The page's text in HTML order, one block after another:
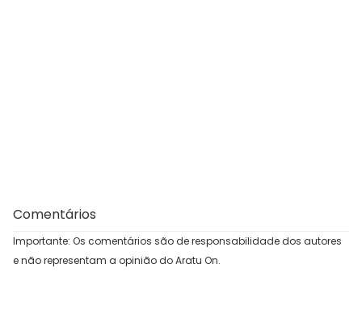
Comentários
Importante: Os comentários são de responsabilidade dos autores
e não representam a opinião do Aratu On.